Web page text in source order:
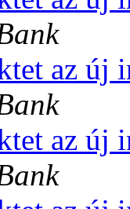
az új
az új